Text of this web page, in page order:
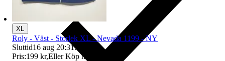
XL
Roly - Väst - Storlek XL - Nevada 1199 - NY
Sluttid16 aug 20:31.
Pris:199 kr,Eller Köp nu